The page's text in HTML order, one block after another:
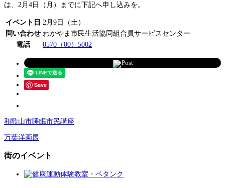
は、2月4日（月）までに下記へ申し込みを。
イベント日 2月9日（土）
問い合わせ わかやま市民生活協同組合員サービスセンター
電話
0570（00）5002
Post
Save
和歌山市睡眠市民講座
万葉洋画展
街のイベント